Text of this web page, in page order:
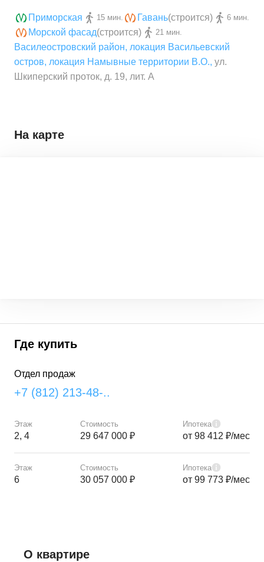
Приморская 15 мин. Гавань(строится) 6 мин.
Морской фасад(строится) 21 мин.
Василеостровский район, локация Васильевский
остров, локация Намывные территории В.О., ул.
Шкиперский проток, д. 19, лит. А
Где купить
Отдел продаж
+7 (812) 213-48-..
Этаж
2, 4
Стоимость
29 647 000 ₽
Ипотека
от 98 412 ₽/мес
Этаж
6
Стоимость
30 057 000 ₽
Ипотека
от 99 773 ₽/мес
О квартире
На карте